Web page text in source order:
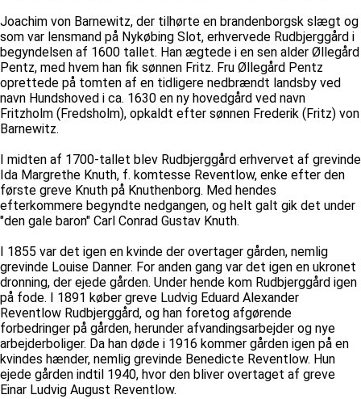
Joachim von Barnewitz, der tilhørte en brandenborgsk slægt og
som var lensmand på Nykøbing Slot, erhvervede Rudbjerggård i
begyndelsen af 1600 tallet. Han ægtede i en sen alder Øllegård
Pentz, med hvem han fik sønnen Fritz. Fru Øllegård Pentz
oprettede på tomten af en tidligere nedbrændt landsby ved
navn Hundshoved i ca. 1630 en ny hovedgård ved navn
Fritzholm (Fredsholm), opkaldt efter sønnen Frederik (Fritz) von
Barnewitz.
I midten af 1700-tallet blev Rudbjerggård erhvervet af grevinde
Ida Margrethe Knuth, f. komtesse Reventlow, enke efter den
første greve Knuth på Knuthenborg. Med hendes
efterkommere begyndte nedgangen, og helt galt gik det under
"den gale baron" Carl Conrad Gustav Knuth.
I 1855 var det igen en kvinde der overtager gården, nemlig
grevinde Louise Danner. For anden gang var det igen en ukronet
dronning, der ejede gården. Under hende kom Rudbjerggård igen
på fode. I 1891 køber greve Ludvig Eduard Alexander
Reventlow Rudbjerggård, og han foretog afgørende
forbedringer på gården, herunder afvandingsarbejder og nye
arbejderboliger. Da han døde i 1916 kommer gården igen på en
kvindes hænder, nemlig grevinde Benedicte Reventlow. Hun
ejede gården indtil 1940, hvor den bliver overtaget af greve
Einar Ludvig August Reventlow.